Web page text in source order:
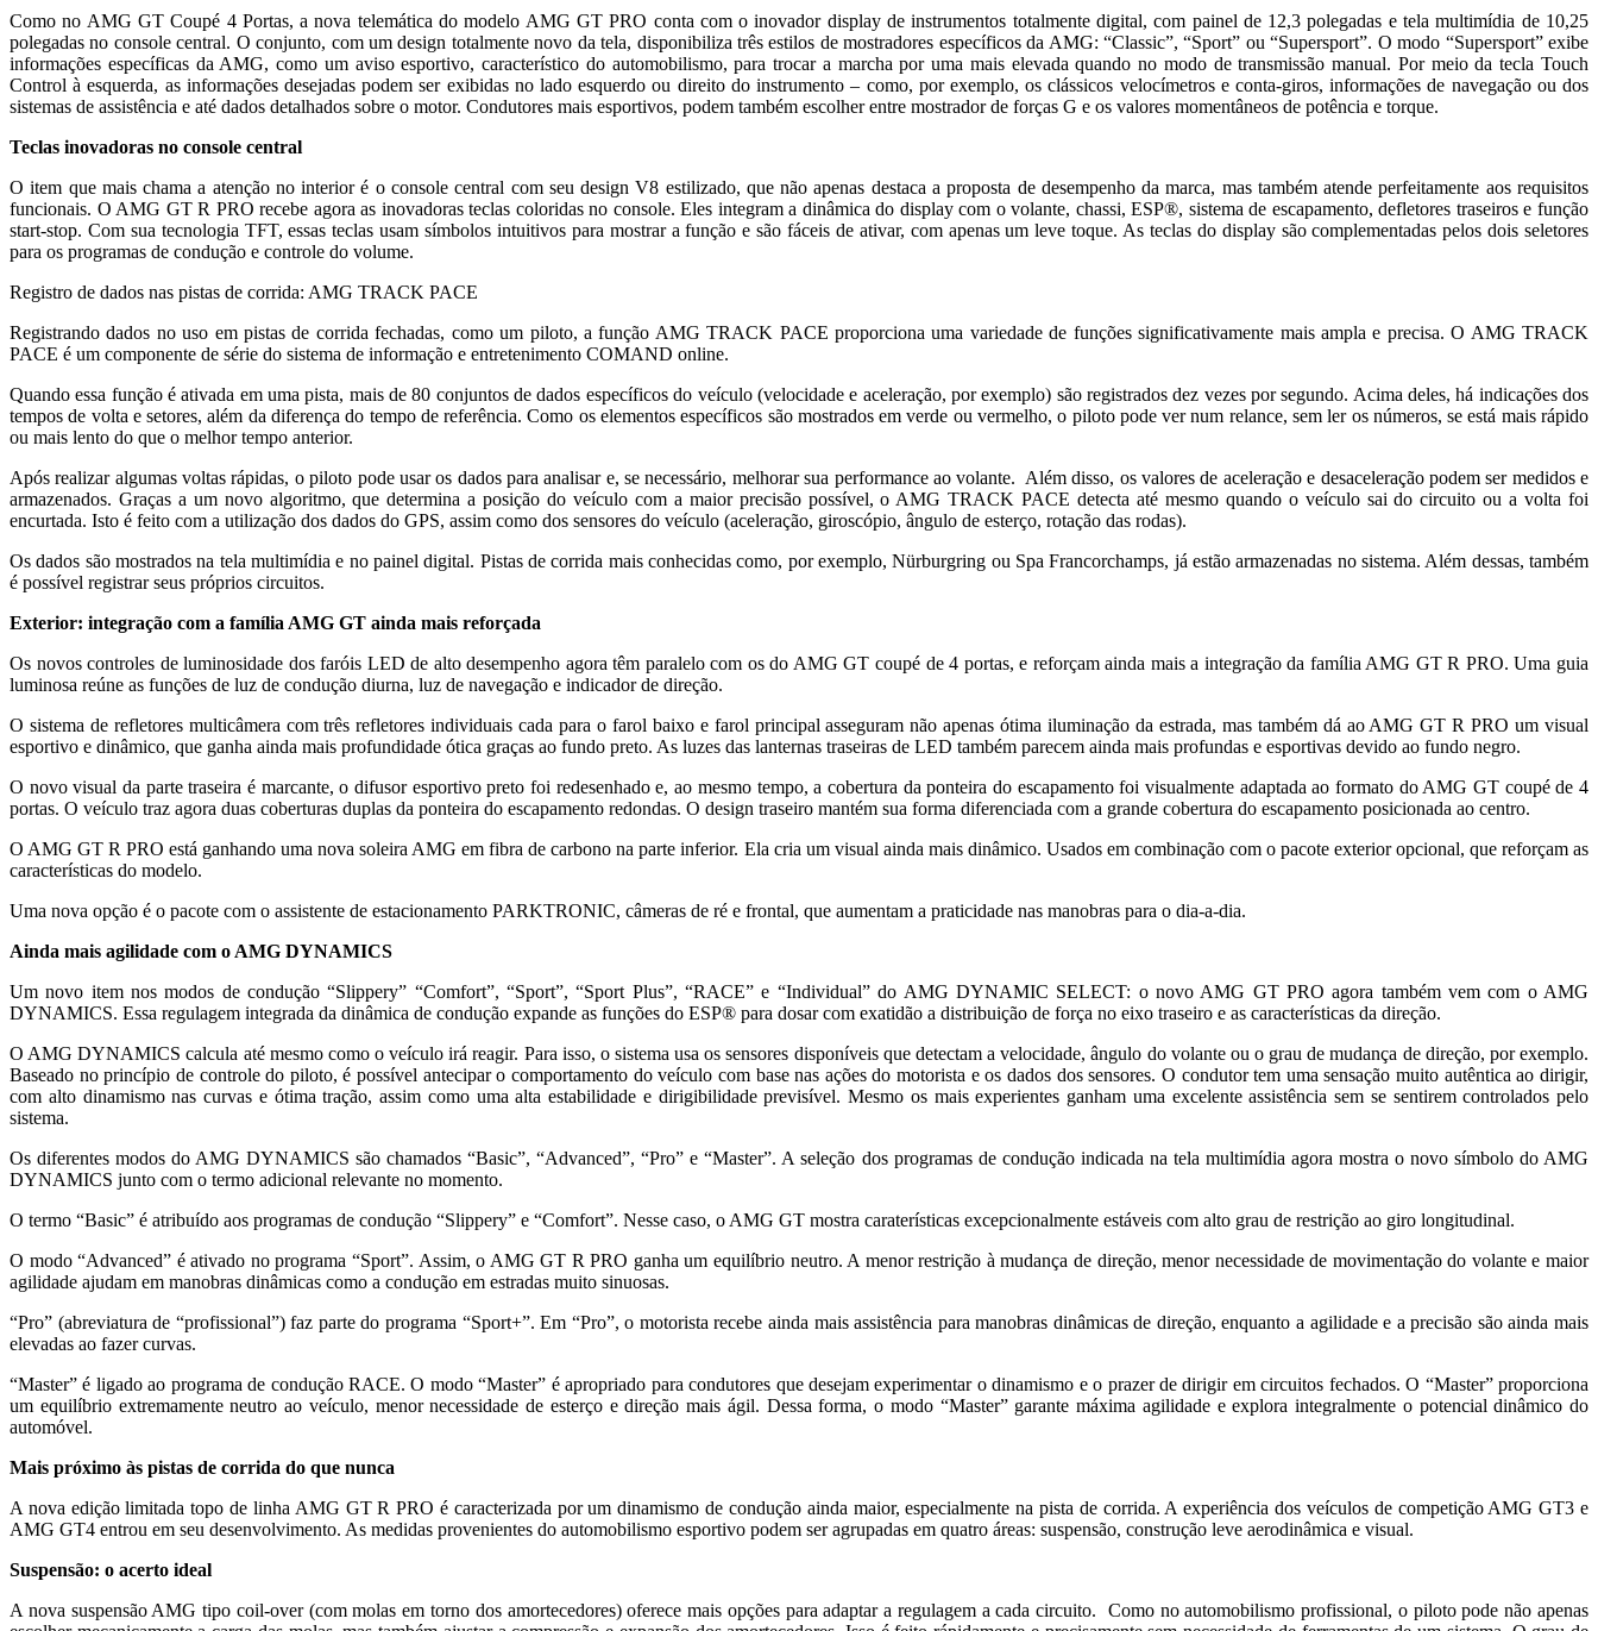
Como no AMG GT Coupé 4 Portas, a nova telemática do modelo AMG GT PRO conta com o inovador display de instrumentos totalmente digital, com painel de 12,3 polegadas e tela multimídia de 10,25
polegadas no console central. O conjunto, com um design totalmente novo da tela, disponibiliza três estilos de mostradores específicos da AMG: “Classic”, “Sport” ou “Supersport”. O modo “Supersport” exibe
informações específicas da AMG, como um aviso esportivo, característico do automobilismo, para trocar a marcha por uma mais elevada quando no modo de transmissão manual. Por meio da tecla Touch
Control à esquerda, as informações desejadas podem ser exibidas no lado esquerdo ou direito do instrumento – como, por exemplo, os clássicos velocímetros e conta-giros, informações de navegação ou dos
sistemas de assistência e até dados detalhados sobre o motor. Condutores mais esportivos, podem também escolher entre mostrador de forças G e os valores momentâneos de potência e torque.
Teclas inovadoras no console central
O item que mais chama a atenção no interior é o console central com seu design V8 estilizado, que não apenas destaca a proposta de desempenho da marca, mas também atende perfeitamente aos requisitos
funcionais. O AMG GT R PRO recebe agora as inovadoras teclas coloridas no console. Eles integram a dinâmica do display com o volante, chassi, ESP®, sistema de escapamento, defletores traseiros e função
start-stop. Com sua tecnologia TFT, essas teclas usam símbolos intuitivos para mostrar a função e são fáceis de ativar, com apenas um leve toque. As teclas do display são complementadas pelos dois seletores
para os programas de condução e controle do volume.
Registro de dados nas pistas de corrida: AMG TRACK PACE
Registrando dados no uso em pistas de corrida fechadas, como um piloto, a função AMG TRACK PACE proporciona uma variedade de funções significativamente mais ampla e precisa. O AMG TRACK
PACE é um componente de série do sistema de informação e entretenimento COMAND online.
Quando essa função é ativada em uma pista, mais de 80 conjuntos de dados específicos do veículo (velocidade e aceleração, por exemplo) são registrados dez vezes por segundo. Acima deles, há indicações dos
tempos de volta e setores, além da diferença do tempo de referência. Como os elementos específicos são mostrados em verde ou vermelho, o piloto pode ver num relance, sem ler os números, se está mais rápido
ou mais lento do que o melhor tempo anterior.
Após realizar algumas voltas rápidas, o piloto pode usar os dados para analisar e, se necessário, melhorar sua performance ao volante. Além disso, os valores de aceleração e desaceleração podem ser medidos e
armazenados. Graças a um novo algoritmo, que determina a posição do veículo com a maior precisão possível, o AMG TRACK PACE detecta até mesmo quando o veículo sai do circuito ou a volta foi
encurtada. Isto é feito com a utilização dos dados do GPS, assim como dos sensores do veículo (aceleração, giroscópio, ângulo de esterço, rotação das rodas).
Os dados são mostrados na tela multimídia e no painel digital. Pistas de corrida mais conhecidas como, por exemplo, Nürburgring ou Spa Francorchamps, já estão armazenadas no sistema. Além dessas, também
é possível registrar seus próprios circuitos.
Exterior: integração com a família AMG GT ainda mais reforçada
Os novos controles de luminosidade dos faróis LED de alto desempenho agora têm paralelo com os do AMG GT coupé de 4 portas, e reforçam ainda mais a integração da família AMG GT R PRO. Uma guia
luminosa reúne as funções de luz de condução diurna, luz de navegação e indicador de direção.
O sistema de refletores multicâmera com três refletores individuais cada para o farol baixo e farol principal asseguram não apenas ótima iluminação da estrada, mas também dá ao AMG GT R PRO um visual
esportivo e dinâmico, que ganha ainda mais profundidade ótica graças ao fundo preto. As luzes das lanternas traseiras de LED também parecem ainda mais profundas e esportivas devido ao fundo negro.
O novo visual da parte traseira é marcante, o difusor esportivo preto foi redesenhado e, ao mesmo tempo, a cobertura da ponteira do escapamento foi visualmente adaptada ao formato do AMG GT coupé de 4
portas. O veículo traz agora duas coberturas duplas da ponteira do escapamento redondas. O design traseiro mantém sua forma diferenciada com a grande cobertura do escapamento posicionada ao centro.
O AMG GT R PRO está ganhando uma nova soleira AMG em fibra de carbono na parte inferior. Ela cria um visual ainda mais dinâmico. Usados em combinação com o pacote exterior opcional, que reforçam as
características do modelo.
Uma nova opção é o pacote com o assistente de estacionamento PARKTRONIC, câmeras de ré e frontal, que aumentam a praticidade nas manobras para o dia-a-dia.
Ainda mais agilidade com o AMG DYNAMICS
Um novo item nos modos de condução “Slippery” “Comfort”, “Sport”, “Sport Plus”, “RACE” e “Individual” do AMG DYNAMIC SELECT: o novo AMG GT PRO agora também vem com o AMG
DYNAMICS. Essa regulagem integrada da dinâmica de condução expande as funções do ESP® para dosar com exatidão a distribuição de força no eixo traseiro e as características da direção.
O AMG DYNAMICS calcula até mesmo como o veículo irá reagir. Para isso, o sistema usa os sensores disponíveis que detectam a velocidade, ângulo do volante ou o grau de mudança de direção, por exemplo.
Baseado no princípio de controle do piloto, é possível antecipar o comportamento do veículo com base nas ações do motorista e os dados dos sensores. O condutor tem uma sensação muito autêntica ao dirigir,
com alto dinamismo nas curvas e ótima tração, assim como uma alta estabilidade e dirigibilidade previsível. Mesmo os mais experientes ganham uma excelente assistência sem se sentirem controlados pelo
sistema.
Os diferentes modos do AMG DYNAMICS são chamados “Basic”, “Advanced”, “Pro” e “Master”. A seleção dos programas de condução indicada na tela multimídia agora mostra o novo símbolo do AMG
DYNAMICS junto com o termo adicional relevante no momento.
O termo “Basic” é atribuído aos programas de condução “Slippery” e “Comfort”. Nesse caso, o AMG GT mostra caraterísticas excepcionalmente estáveis com alto grau de restrição ao giro longitudinal.
O modo “Advanced” é ativado no programa “Sport”. Assim, o AMG GT R PRO ganha um equilíbrio neutro. A menor restrição à mudança de direção, menor necessidade de movimentação do volante e maior
agilidade ajudam em manobras dinâmicas como a condução em estradas muito sinuosas.
“Pro” (abreviatura de “profissional”) faz parte do programa “Sport+”. Em “Pro”, o motorista recebe ainda mais assistência para manobras dinâmicas de direção, enquanto a agilidade e a precisão são ainda mais
elevadas ao fazer curvas.
“Master” é ligado ao programa de condução RACE. O modo “Master” é apropriado para condutores que desejam experimentar o dinamismo e o prazer de dirigir em circuitos fechados. O “Master” proporciona
um equilíbrio extremamente neutro ao veículo, menor necessidade de esterço e direção mais ágil. Dessa forma, o modo “Master” garante máxima agilidade e explora integralmente o potencial dinâmico do
automóvel.
Mais próximo às pistas de corrida do que nunca
A nova edição limitada topo de linha AMG GT R PRO é caracterizada por um dinamismo de condução ainda maior, especialmente na pista de corrida. A experiência dos veículos de competição AMG GT3 e
AMG GT4 entrou em seu desenvolvimento. As medidas provenientes do automobilismo esportivo podem ser agrupadas em quatro áreas: suspensão, construção leve aerodinâmica e visual.
Suspensão: o acerto ideal
A nova suspensão AMG tipo coil-over (com molas em torno dos amortecedores) oferece mais opções para adaptar a regulagem a cada circuito. Como no automobilismo profissional, o piloto pode não apenas